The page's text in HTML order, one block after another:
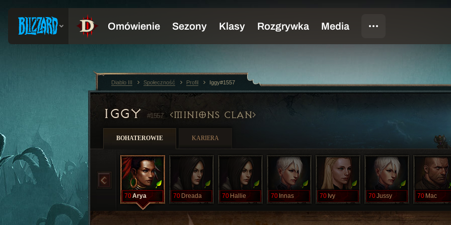
IGGY #1557 MINIONS CLAN
BOHATEROWIE KARIERA
70Arya 70 Dreada 70 Hallie 70 Innas 70 Ivy 70Jussy 70 Mac
Diablo III Społeczność Profil Iggy#1557